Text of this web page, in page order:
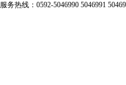
服务热线：0592-5046990 5046991